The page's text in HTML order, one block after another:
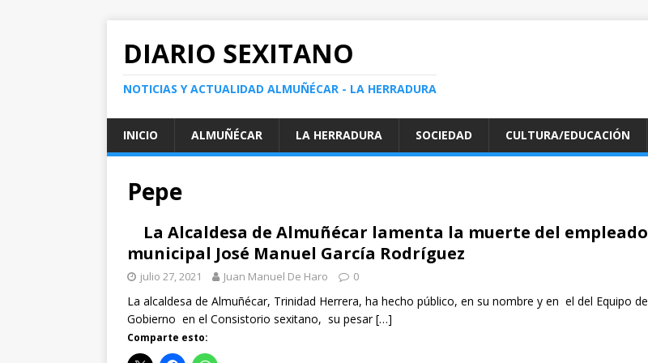
DIARIO SEXITANO
NOTICIAS Y ACTUALIDAD ALMUÑÉCAR - LA HERRADURA
INICIO ALMUÑÉCAR LA HERRADURA SOCIEDAD CULTURA/EDUCACIÓN
Pepe
La Alcaldesa de Almuñécar lamenta la muerte del empleado
municipal José Manuel García Rodríguez
julio 27, 2021 Juan Manuel De Haro 0
La alcaldesa de Almuñécar, Trinidad Herrera, ha hecho público, en su nombre y en el del Equipo de
Gobierno en el Consistorio sexitano, su pesar[…]
Comparte esto: